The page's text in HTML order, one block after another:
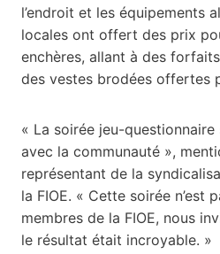
l’endroit et les équipements
locales ont offert des prix
enchères, allant à des
des vestes brodées offertes
« La soirée jeu-questionnaire
avec la communauté »,
représentant de la
la FIOE. « Cette soirée n’est
membres de la FIOE, nous
le résultat était incroyable. »